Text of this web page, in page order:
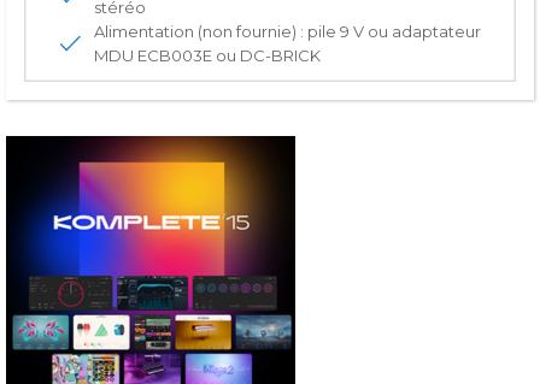
stéréo
Alimentation (non fournie) : pile 9 V ou adaptateur
MDU ECB003E ou DC-BRICK